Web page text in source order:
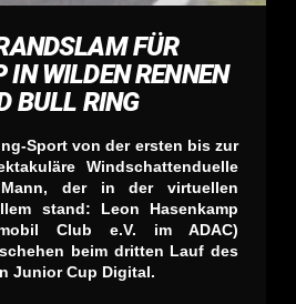
FÜR
WILDEN RENNEN
BULL RING
Sport von der ersten bis zur
Windschattenduelle
der in der virtuellen
stand: Leon Hasenkamp
Club e.V. im ADAC)
beim dritten Lauf des
Junior Cup Digital.